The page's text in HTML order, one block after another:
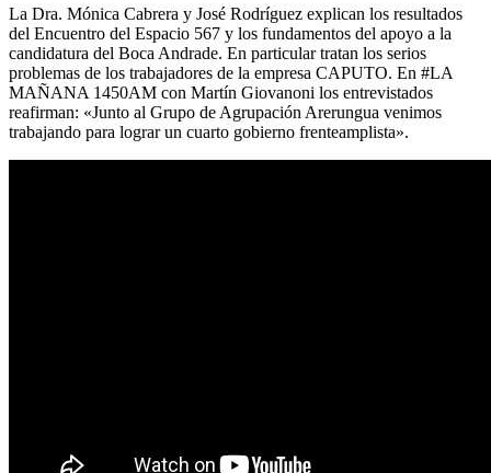
La Dra. Mónica Cabrera y José Rodríguez explican los resultados
del Encuentro del Espacio 567 y los fundamentos del apoyo a la
candidatura del Boca Andrade. En particular tratan los serios
problemas de los trabajadores de la empresa CAPUTO. En #LA
MAÑANA 1450AM con Martín Giovanoni los entrevistados
reafirman: «Junto al Grupo de Agrupación Arerungua venimos
trabajando para lograr un cuarto gobierno frenteamplista».